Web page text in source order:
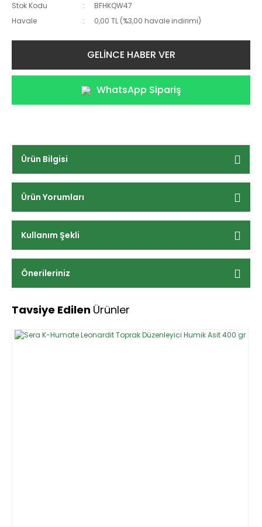
Stok Kodu
BFHKQW47
Havale
0,00 TL (%3,00 havale indirimi)
GELİNCE HABER VER
WhatsApp Sipariş
Ürün Bilgisi
Ürün Yorumları
Kullanım Şekli
Önerileriniz
Tavsiye Edilen Ürünler